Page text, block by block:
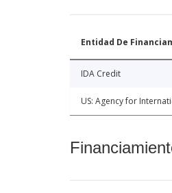
Entidad De
IDA Credit
US: Agency for